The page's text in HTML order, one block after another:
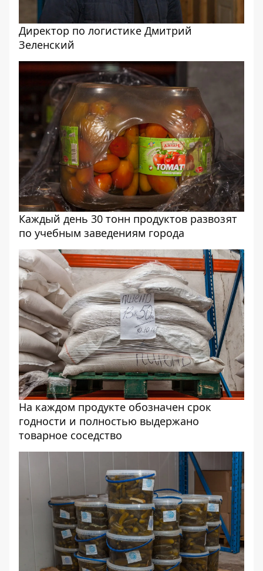
Директор по логистике Дмитрий
Зеленский
Каждый день 30 тонн продуктов развозят
по учебным заведениям города
На каждом продукте обозначен срок
годности и полностью выдержано
товарное соседство